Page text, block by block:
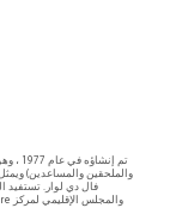
تم
والملحقين والمساعدين)
فال دي لوار. تستفيد